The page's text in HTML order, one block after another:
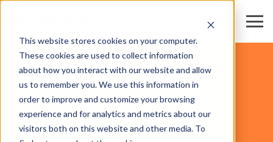
This website stores cookies on your computer.
These cookies are used to collect information
about how you interact with our website and allow
us to remember you. We use this information in
order to improve and customize your browsing
experience and for analytics and metrics about our
visitors both on this website and other media. To
ソフトウェア
スキー場・リゾート